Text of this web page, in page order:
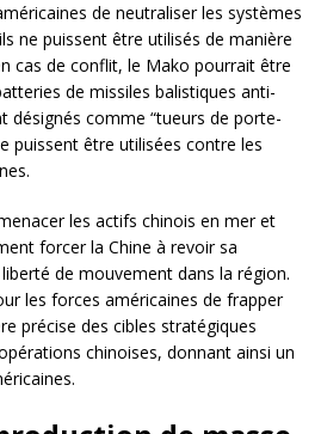
de neutraliser les systèmes
ne puissent être utilisés de manière
cas de conflit, le Mako pourrait être
de missiles balistiques anti-
désignés comme “tueurs de porte-
puissent être utilisées contre les
les actifs chinois en mer et
forcer la Chine à revoir sa
de mouvement dans la région.
les forces américaines de frapper
précise des cibles stratégiques
chinoises, donnant ainsi un